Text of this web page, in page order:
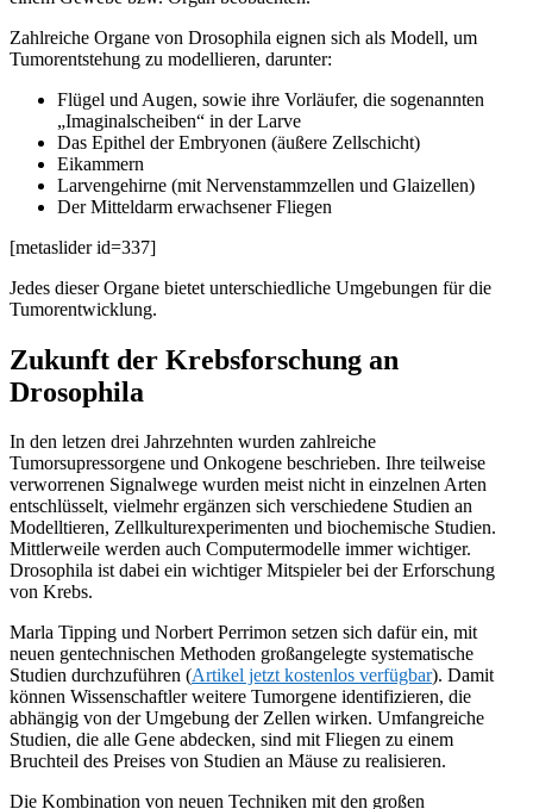
Zahlreiche Organe von Drosophila eignen sich als Modell, um
Tumorentstehung zu modellieren, darunter:
Flügel und Augen, sowie ihre Vorläufer, die sogenannten
„Imaginalscheiben“ in der Larve
Das Epithel der Embryonen (äußere Zellschicht)
Eikammern
Larvengehirne (mit Nervenstammzellen und Glaizellen)
Der Mitteldarm erwachsener Fliegen
[metaslider id=337]
Jedes dieser Organe bietet unterschiedliche Umgebungen für die
Tumorentwicklung.
Zukunft der Krebsforschung an
Drosophila
In den letzen drei Jahrzehnten wurden zahlreiche
Tumorsupressorgene und Onkogene beschrieben. Ihre teilweise
verworrenen Signalwege wurden meist nicht in einzelnen Arten
entschlüsselt, vielmehr ergänzen sich verschiedene Studien an
Modelltieren, Zellkulturexperimenten und biochemische Studien.
Mittlerweile werden auch Computermodelle immer wichtiger.
Drosophila ist dabei ein wichtiger Mitspieler bei der Erforschung
von Krebs.
Marla Tipping und Norbert Perrimon setzen sich dafür ein, mit
neuen gentechnischen Methoden großangelegte systematische
Studien durchzuführen (Artikel jetzt kostenlos verfügbar). Damit
können Wissenschaftler weitere Tumorgene identifizieren, die
abhängig von der Umgebung der Zellen wirken. Umfangreiche
Studien, die alle Gene abdecken, sind mit Fliegen zu einem
Bruchteil des Preises von Studien an Mäuse zu realisieren.
Die Kombination von neuen Techniken mit den großen